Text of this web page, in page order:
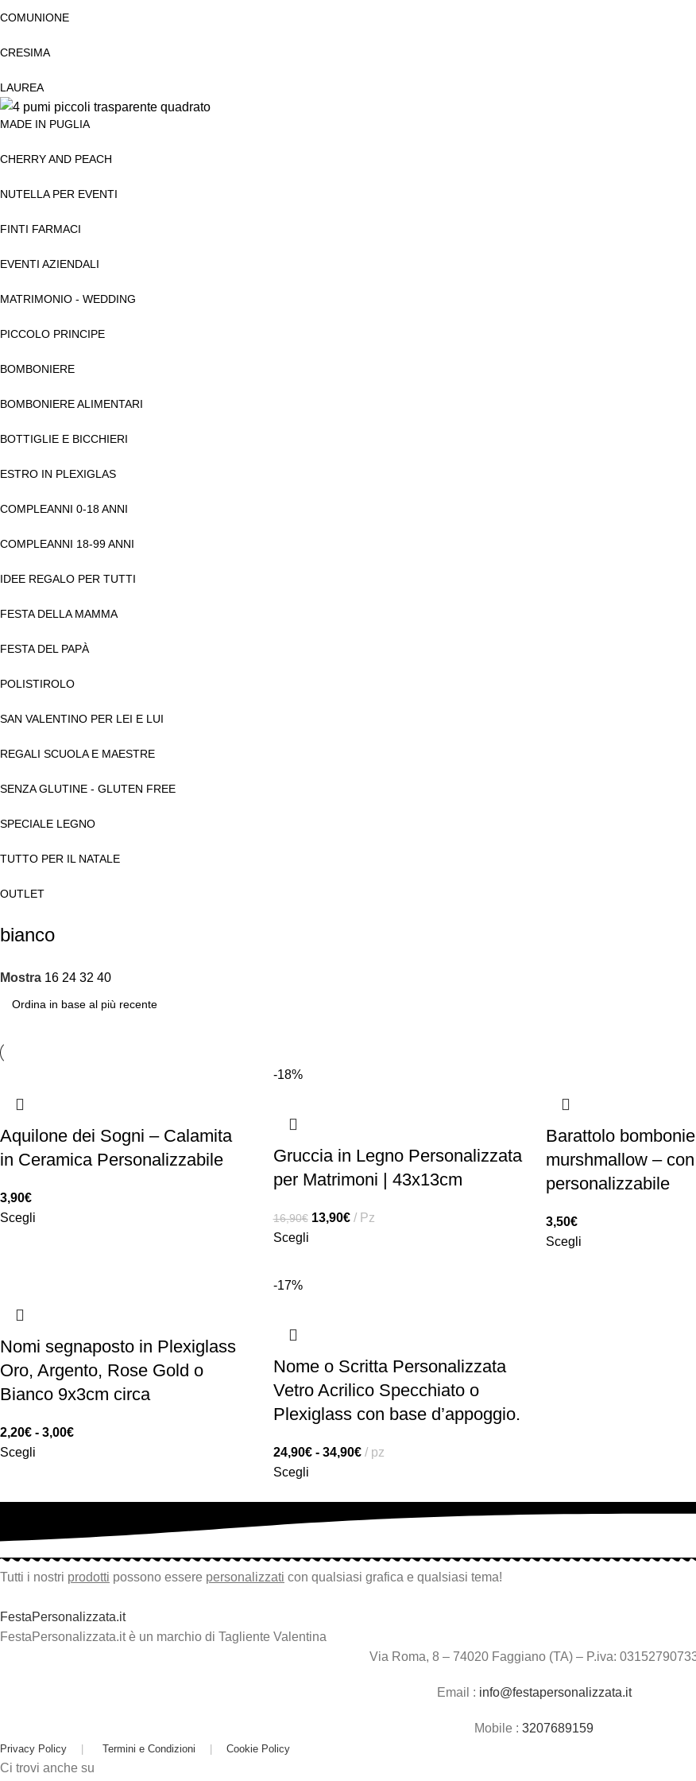
COMUNIONE
CRESIMA
LAUREA
MADE IN PUGLIA
CHERRY AND PEACH
NUTELLA PER EVENTI
FINTI FARMACI
EVENTI AZIENDALI
MATRIMONIO - WEDDING
PICCOLO PRINCIPE
BOMBONIERE
BOMBONIERE ALIMENTARI
BOTTIGLIE E BICCHIERI
ESTRO IN PLEXIGLAS
COMPLEANNI 0-18 ANNI
COMPLEANNI 18-99 ANNI
IDEE REGALO PER TUTTI
FESTA DELLA MAMMA
FESTA DEL PAPÀ
POLISTIROLO
SAN VALENTINO PER LEI E LUI
REGALI SCUOLA E MAESTRE
SENZA GLUTINE - GLUTEN FREE
SPECIALE LEGNO
TUTTO PER IL NATALE
OUTLET
bianco
Mostra 16 24 32 40
Aquilone dei Sogni – Calamita
in Ceramica Personalizzabile
3,90€
Scegli
-18%
Gruccia in Legno Personalizzata
per Matrimoni | 43x13cm
16,90€ 13,90€
Pz
Scegli
Barattolo
murshmallow –
personalizzabile
3,50€
Scegli
Nomi segnaposto in Plexiglass
Oro, Argento, Rose Gold o
Bianco 9x3cm circa
2,20€ - 3,00€
Scegli
-17%
Nome o Scritta Personalizzata
Vetro Acrilico Specchiato o
Plexiglass con base d’appoggio.
24,90€ - 34,90€
pz
Scegli
Tutti i nostri prodotti possono essere personalizzati con qualsiasi grafica e qualsiasi tema!
FestaPersonalizzata.it
FestaPersonalizzata.it è un marchio di Tagliente Valentina
Via Roma, 8 – 74020 Faggiano (TA) – P.iva:
Email : info@festapersonalizzata.it
Mobile : 3207689159
Privacy Policy | Termini e Condizioni | Cookie Policy
Ci trovi anche su